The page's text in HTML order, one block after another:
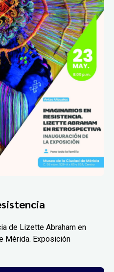
de Lizette Abraham en
Mérida. Exposición